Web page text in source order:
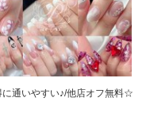
通いやすい♪/他店オフ無料☆